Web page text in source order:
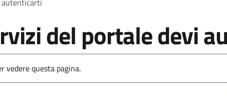
autenticarti
del portale devi
vedere questa pagina.